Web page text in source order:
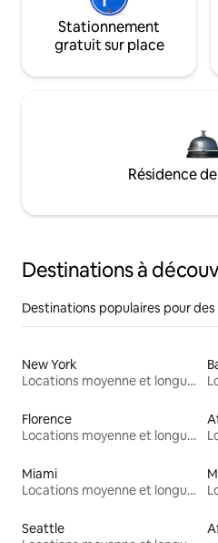
Stationnement
gratuit sur place
Résidence
Destinations à
Destinations populaires pour
New York
Locations moyenne et longue durée
Florence
Locations moyenne et longue durée
Miami
Locations moyenne et longue durée
Seattle